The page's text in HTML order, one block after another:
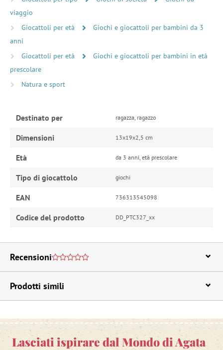
viaggio
Giocattoli per età
Giochi e giocattoli per bambini da 3
anni
Giocattoli per età
Giochi e giocattoli per bambini in età
prescolare
Natura e sport
Destinato per ragazza, ragazzo
Dimensioni 13x19x2,5 cm
Età da 3 anni, età prescolare
Tipo di giocattolo giochi
EAN 736313545098
Codice del prodotto DD_PTC327_xx
Recensioni
Prodotti simili
Lasciati ispirare dal Mondo di Agata